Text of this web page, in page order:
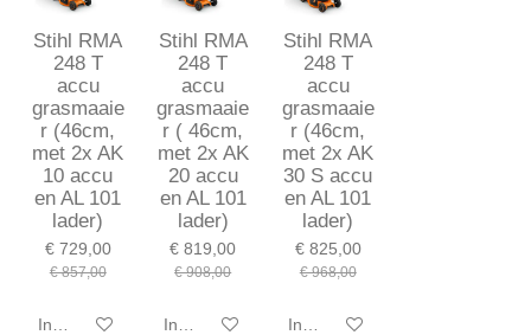
Stihl RMA
248 T
accu
grasmaaie
r (46cm,
met 2x AK
10 accu
en AL 101
lader)
€ 729,00
€ 857,00
In winkelwagen
Stihl RMA
248 T
accu
grasmaaie
r ( 46cm,
met 2x AK
20 accu
en AL 101
lader)
€ 819,00
€ 908,00
In winkelwagen
Stihl RMA
248 T
accu
grasmaaie
r (46cm,
met 2x AK
30 S accu
en AL 101
lader)
€ 825,00
€ 968,00
In winkelwagen